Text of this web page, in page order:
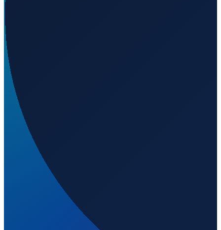
Welchen UN/LOCODE hat Alabaster?
Wo liegt der Hafen Alabaster?
Wie gross ist der Hafen Alabaster?
Welche Fahrrinnen-Tiefe hat Alabaster?
-83.55000